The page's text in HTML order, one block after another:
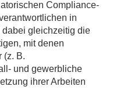
Compliance-
in
gleichzeitig die
mit denen
(z. B.
und gewerbliche
ihrer Arbeiten